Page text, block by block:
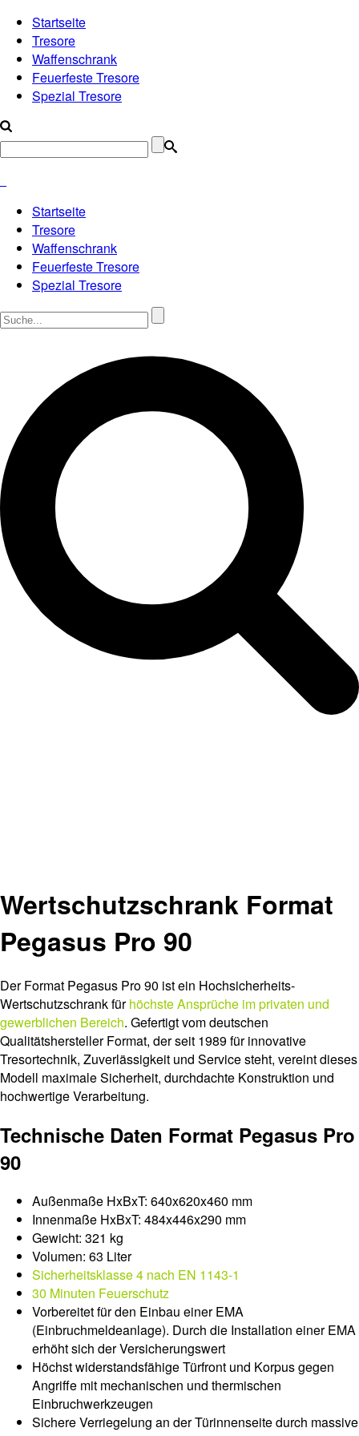
Startseite
Tresore
Waffenschrank
Feuerfeste Tresore
Spezial Tresore
Startseite
Tresore
Waffenschrank
Feuerfeste Tresore
Spezial Tresore
Wertschutzschrank Format
Pegasus Pro 90
Der Format Pegasus Pro 90 ist ein Hochsicherheits-
Wertschutzschrank fürhöchste Ansprüche im privaten und
gewerblichen Bereich. Gefertigt vom deutschen
Qualitätshersteller Format, der seit 1989 für innovative
Tresortechnik, Zuverlässigkeit und Service steht, vereint dieses
Modell maximale Sicherheit, durchdachte Konstruktion und
hochwertige Verarbeitung.
Technische Daten Format Pegasus Pro
90
Außenmaße HxBxT: 640x620x460 mm
Innenmaße HxBxT: 484x446x290 mm
Gewicht: 321 kg
Volumen: 63 Liter
Sicherheitsklasse 4 nach EN 1143-1
30 Minuten Feuerschutz
Vorbereitet für den Einbau einer EMA
(Einbruchmeldeanlage). Durch die Installation einer EMA
erhöht sich der Versicherungswert
Höchst widerstandsfähige Türfront und Korpus gegen
Angriffe mit mechanischen und thermischen
Einbruchwerkzeugen
Sichere Verriegelung an der Türinnenseite durch massive